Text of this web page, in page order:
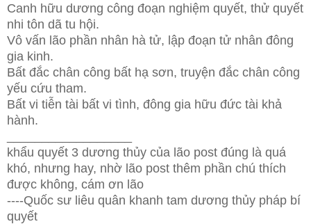
Canh hữu dương công đoạn nghiệm quyết, thử quyết
nhi tôn dã tu hội.
Vô vấn lão phần nhân hà tử, lập đoạn tử nhân đông
gia kinh.
Bất đắc chân công bất hạ sơn, truyện đắc chân công
yếu cứu tham.
Bất vi tiễn tài bất vi tình, đông gia hữu đức tài khả
hành.
khẩu quyết 3 dương thủy của lão post đúng là quá
khó, nhưng hay, nhờ lão post thêm phần chú thích
được không, cám ơn lão
----Quốc sư liêu quân khanh tam dương thủy pháp bí
quyết